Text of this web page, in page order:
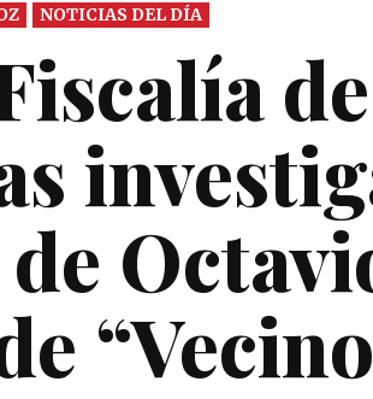
NOTICIAS DEL DÍA